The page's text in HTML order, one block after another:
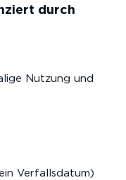
durch
Nutzung und
Verfallsdatum)